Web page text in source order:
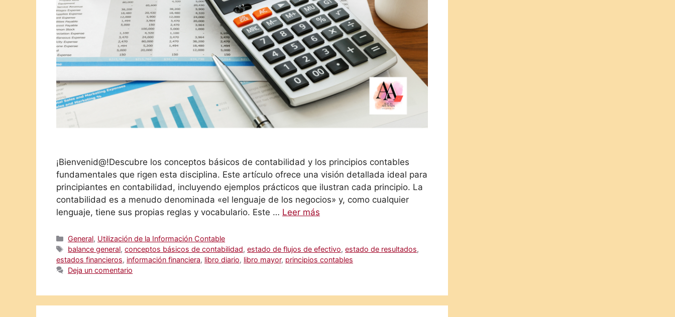
¡Bienvenid@!Descubre los conceptos básicos de contabilidad y los principios contables
fundamentales que rigen esta disciplina. Este artículo ofrece una visión detallada ideal para
principiantes en contabilidad, incluyendo ejemplos prácticos que ilustran cada principio. La
contabilidad es a menudo denominada «el lenguaje de los negocios» y, como cualquier
lenguaje, tiene sus propias reglas y vocabulario. Este … Leer más
Categorías
General, Utilización de la Información Contable
Etiquetas
balance general,conceptos básicos de contabilidad,estado de flujos de efectivo,estado de resultados,
estados financieros, información financiera, libro diario, libro mayor, principios contables
Deja un comentario